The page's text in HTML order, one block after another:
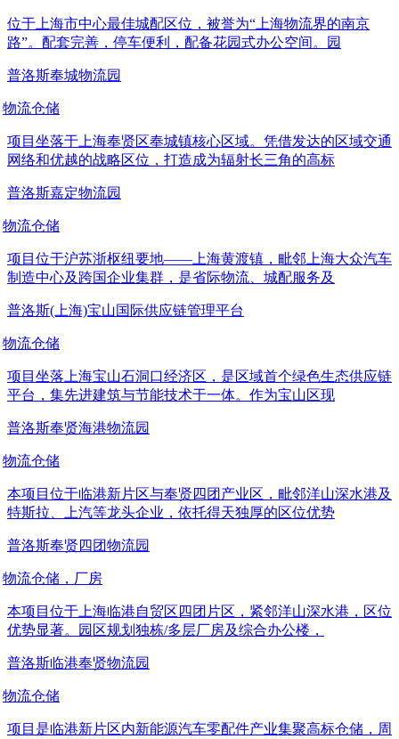
位于上海市中心最佳城配区位，被誉为“上海物流界的南京
路”。配套完善，停车便利，配备花园式办公空间。园
普洛斯奉城物流园
物流仓储
项目坐落于上海奉贤区奉城镇核心区域。凭借发达的区域交通
网络和优越的战略区位，打造成为辐射长三角的高标
普洛斯嘉定物流园
物流仓储
项目位于沪苏浙枢纽要地——上海黄渡镇，毗邻上海大众汽车
制造中心及跨国企业集群，是省际物流、城配服务及
普洛斯(上海)宝山国际供应链管理平台
物流仓储
项目坐落上海宝山石洞口经济区，是区域首个绿色生态供应链
平台，集先进建筑与节能技术于一体。作为宝山区现
普洛斯奉贤海港物流园
物流仓储
本项目位于临港新片区与奉贤四团产业区，毗邻洋山深水港及
特斯拉、上汽等龙头企业，依托得天独厚的区位优势
普洛斯奉贤四团物流园
物流仓储，厂房
本项目位于上海临港自贸区四团片区，紧邻洋山深水港，区位
优势显著。园区规划独栋/多层厂房及综合办公楼，
普洛斯临港奉贤物流园
物流仓储
项目是临港新片区内新能源汽车零配件产业集聚高标仓储，周